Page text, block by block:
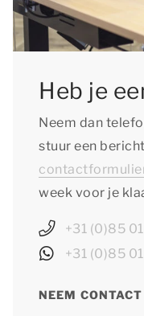
Heb je
Neem dan
stuur een
week voor je
+31 (0)85
+31 (0)85
NEEM